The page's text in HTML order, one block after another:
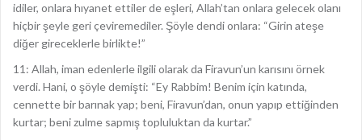
idiler, onlara hıyanet ettiler de eşleri, Allah’tan onlara gelecek olanı
hiçbir şeyle geri çeviremediler. Şöyle dendi onlara: “Girin ateşe
diğer gireceklerle birlikte!”
11: Allah, iman edenlerle ilgili olarak da Firavun’un karısını örnek
verdi. Hani, o şöyle demişti: “Ey Rabbim! Benim için katında,
cennette bir barınak yap; beni, Firavun’dan, onun yapıp ettiğinden
kurtar; beni zulme sapmış topluluktan da kurtar.”